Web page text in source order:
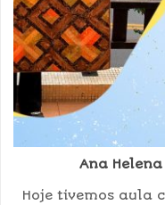
Ana Helena
Hoje tivemos aula